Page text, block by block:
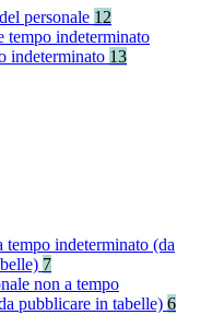
personale 12
tempo indeterminato
indeterminato 13
tempo indeterminato (da
7
non a tempo
pubblicare in tabelle) 6